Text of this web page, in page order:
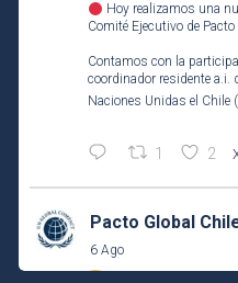
Hoy realizamos una
Comité Ejecutivo de
Contamos con la
coordinador residente a.i.
Naciones Unidas el Chile
1 2
Pacto Global
6 Ago